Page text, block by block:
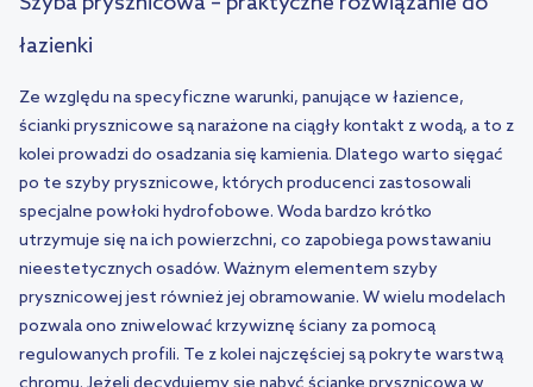
łazienki
Ze względu na specyficzne warunki, panujące w łazience,
ścianki prysznicowe są narażone na ciągły kontakt z wodą, a to z
kolei prowadzi do osadzania się kamienia. Dlatego warto sięgać
po te szyby prysznicowe, których producenci zastosowali
specjalne powłoki hydrofobowe. Woda bardzo krótko
utrzymuje się na ich powierzchni, co zapobiega powstawaniu
nieestetycznych osadów. Ważnym elementem szyby
prysznicowej jest również jej obramowanie. W wielu modelach
pozwala ono zniwelować krzywiznę ściany za pomocą
regulowanych profili. Te z kolei najczęściej są pokryte warstwą